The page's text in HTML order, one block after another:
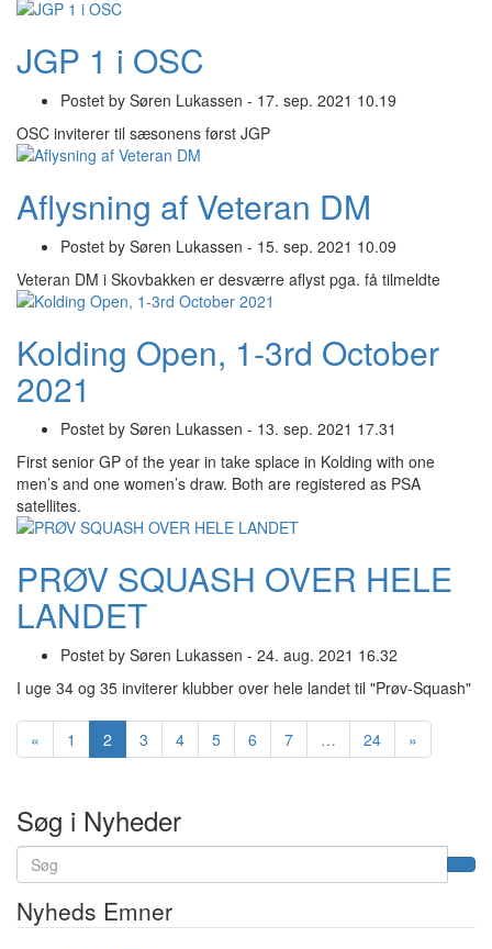
JGP 1 i OSC
Postet by Søren Lukassen - 17. sep. 2021 10.19
OSC inviterer til sæsonens først JGP
Aflysning af Veteran DM
Postet by Søren Lukassen - 15. sep. 2021 10.09
Veteran DM i Skovbakken er desværre aflyst pga. få tilmeldte
Kolding Open, 1-3rd October
2021
Postet by Søren Lukassen - 13. sep. 2021 17.31
First senior GP of the year in take splace in Kolding with one
men’s and one women’s draw. Both are registered as PSA
satellites.
PRØV SQUASH OVER HELE
LANDET
Postet by Søren Lukassen - 24. aug. 2021 16.32
I uge 34 og 35 inviterer klubber over hele landet til "Prøv-Squash"
« 1 2 (nuværende)
3 4 5 6 7 … 24 »
Søg i Nyheder
Nyheds Emner